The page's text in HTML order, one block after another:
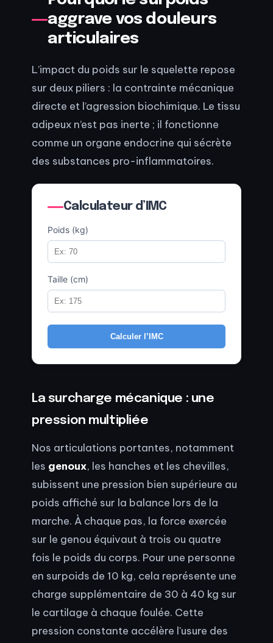
aggrave vos douleurs
articulaires
L’impact du poids sur le squelette repose
sur deux piliers : la contrainte mécanique
directe et l’agression biochimique. Le tissu
adipeux n’est pas inerte ; il fonctionne
comme un organe endocrine qui sécrète
des substances pro-inflammatoires.
Calculateur d’IMC
Poids (kg)
Taille (cm)
Calculer l’IMC
La surcharge mécanique : une
pression multipliée
Nos articulations portantes, notamment
les genoux, les hanches et les chevilles,
subissent une pression bien supérieure au
poids affiché sur la balance lors de la
marche. À chaque pas, la force exercée
sur le genou équivaut à trois ou quatre
fois le poids du corps. Pour une personne
en surpoids de 10 kg, cela représente une
charge supplémentaire de 30 à 40 kg sur
le cartilage à chaque foulée. Cette
pression constante accélère l'usure des